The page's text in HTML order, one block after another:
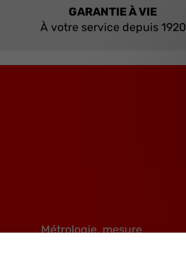
GARANTIE À VIE
À votre service depuis 1920
Métrologie, mesure